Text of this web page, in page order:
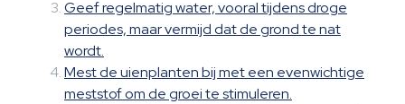
Geef regelmatig water, vooral tijdens droge
periodes, maar vermijd dat de grond te nat
wordt.
Mest de uienplanten bij met een evenwichtige
meststof om de groei te stimuleren.